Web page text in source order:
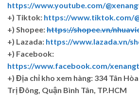
https://www.youtube.com/
+) Tiktok: https://www.tiktok.com/
+) Shopee:https://shopee.vn/
+) Lazada: https://www.lazada.vn/
+) Facebook:
https://www.facebook.com/
+) Địa chỉ kho xem hàng: 334 Tân
Trị Đông, Quận Bình Tân, TP.HCM